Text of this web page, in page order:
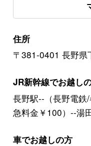
住所
〒381-0401 長野県
JR新幹線でお越し
長野駅--（長野電
急料金￥100）--湯
車でお越しの方